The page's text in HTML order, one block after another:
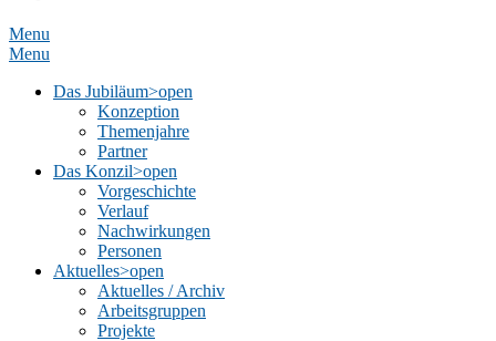
Menu
Menu
Das Jubiläum>open
Konzeption
Themenjahre
Partner
Das Konzil>open
Vorgeschichte
Verlauf
Nachwirkungen
Personen
Aktuelles>open
Aktuelles / Archiv
Arbeitsgruppen
Projekte